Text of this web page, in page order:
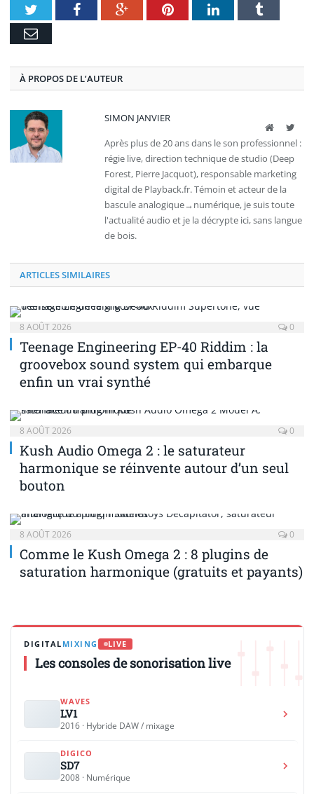
TwitterFacebookGoogle+PinterestLinkedInTumblr
E-
À PROPOS DE L’AUTEUR
SIMON JANVIER
Site
web
Après plus de 20 ans dans le son professionnel :
régie live, direction technique de studio (Deep
Forest, Pierre Jacquot), responsable marketing
digital de Playback.fr. Témoin et acteur de la
bascule analogique→numérique, je suis toute
l'actualité audio et je la décrypte ici, sans langue
de bois.
ARTICLES SIMILAIRES
8 AOÛT 2026 0
Teenage Engineering EP-40 Riddim : la
groovebox sound system qui embarque
enfin un vrai synthé
8 AOÛT 2026 0
Kush Audio Omega 2 : le saturateur
harmonique se réinvente autour d’un seul
bouton
8 AOÛT 2026 0
Comme le Kush Omega 2 : 8 plugins de
saturation harmonique (gratuits et payants)
DIGITAL MIXING LIVE
Les consoles de sonorisation live
WAVES
LV1
2016 · Hybride DAW / mixage
DIGICO
SD7
2008 · Numérique